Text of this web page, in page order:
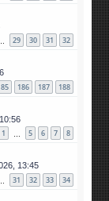
29 30 31 32
186 187 188
1 5 6 7 8
13:45
31 32 33 34